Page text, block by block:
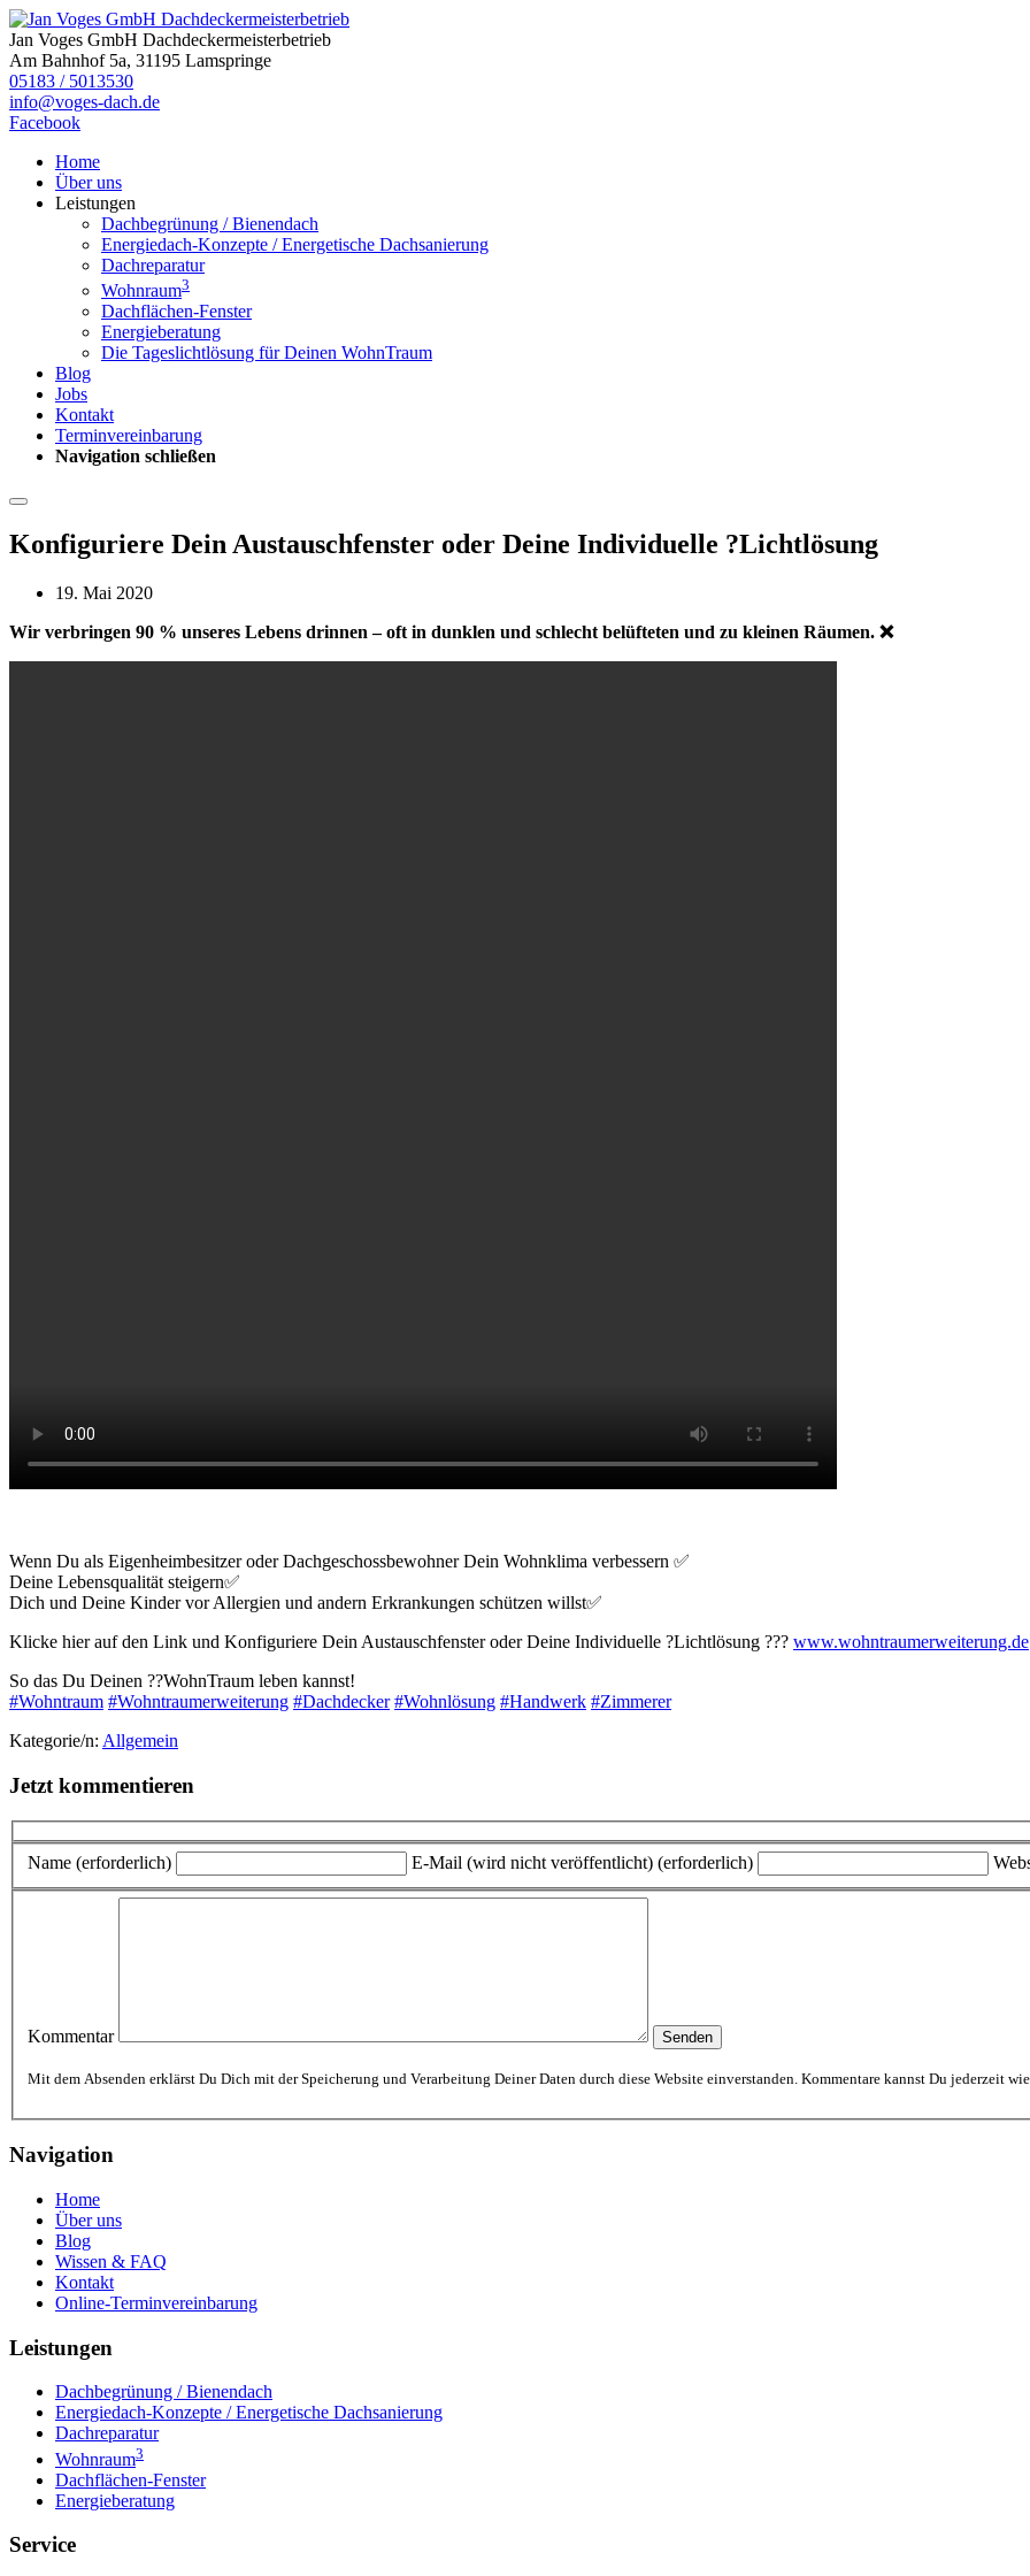
Jan Voges GmbH Dachdeckermeisterbetrieb
Am Bahnhof 5a, 31195 Lamspringe
05183 / 5013530
info@voges-dach.de
Facebook
Home
Über uns
Leistungen
Dachbegrünung / Bienendach
Energiedach-Konzepte / Energetische Dachsanierung
Dachreparatur
Wohnraum3
Dachflächen-Fenster
Energieberatung
Die Tageslichtlösung für Deinen WohnTraum
Blog
Jobs
Kontakt
Terminvereinbarung
Navigation schließen
Konfiguriere Dein Austauschfenster oder Deine Individuelle ?Lichtlösung
19. Mai 2020
Wir verbringen 90 % unseres Lebens drinnen – oft in dunklen und schlecht belüfteten und zu kleinen Räumen. ❌
Wenn Du als Eigenheimbesitzer oder Dachgeschossbewohner Dein Wohnklima verbessern ✅
Deine Lebensqualität steigern✅
Dich und Deine Kinder vor Allergien und andern Erkrankungen schützen willst✅
Klicke hier auf den Link und Konfiguriere Dein Austauschfenster oder Deine Individuelle ?Lichtlösung ??? www.wohntraumerweiterung.de
So das Du Deinen ??WohnTraum leben kannst!
#Wohntraum #Wohntraumerweiterung #Dachdecker #Wohnlösung #Handwerk #Zimmerer
Kategorie/n: Allgemein
Jetzt kommentieren
Name (erforderlich) E-Mail (wird nicht veröffentlicht) (erforderlich)
Kommentar
Mit dem Absenden erklärst Du Dich mit der Speicherung und Verarbeitung Deiner Daten durch diese Website einverstanden. Kommentare kannst Du jederzeit
Navigation
Home
Über uns
Blog
Wissen & FAQ
Kontakt
Online-Terminvereinbarung
Leistungen
Dachbegrünung / Bienendach
Energiedach-Konzepte / Energetische Dachsanierung
Dachreparatur
Wohnraum3
Dachflächen-Fenster
Energieberatung
Service